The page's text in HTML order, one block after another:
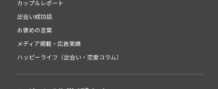
カップルレポート
出会い成功談
お褒めの言葉
メディア掲載・広告実績
ハッピーライフ（出会い・恋愛コラム）